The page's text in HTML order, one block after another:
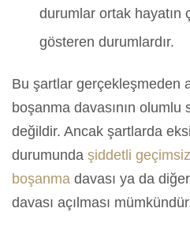
durumlar ortak hayatın
gösteren durumlardır.
Bu şartlar gerçekleşmeden
boşanma davasının olumlu
değildir. Ancak şartlarda
durumunda şiddetli
boşanma davası ya da
davası açılması